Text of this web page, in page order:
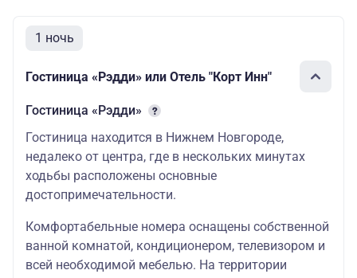
1 ночь
Гостиница «Рэдди» или Отель "Корт Инн"
Гостиница «Рэдди»
Гостиница находится в Нижнем Новгороде,
недалеко от центра, где в нескольких минутах
ходьбы расположены основные
достопримечательности.
Комфортабельные номера оснащены собственной
ванной комнатой, кондиционером, телевизором и
всей необходимой мебелью. На территории